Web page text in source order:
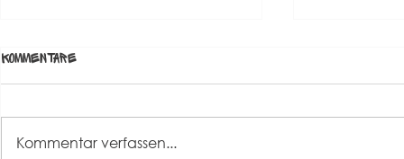
Kommentare
Kommentar verfassen...